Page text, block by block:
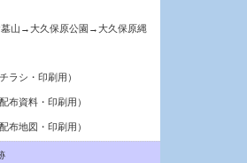
山→大久保原公園→大久保原縄
ラシ・印刷用）
布資料・印刷用）
布地図・印刷用）